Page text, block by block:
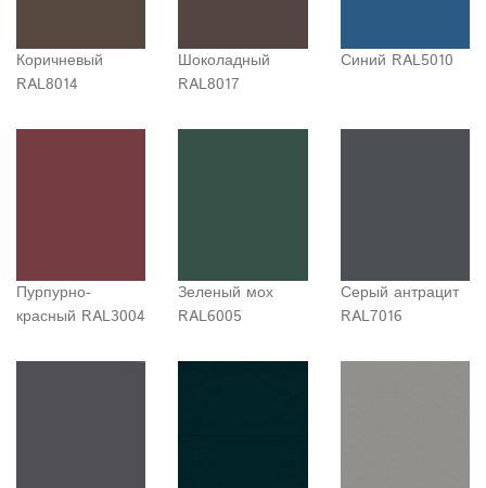
Коричневый
RAL8014
Шоколадный
RAL8017
Синий RAL5010
Пурпурно-
красный RAL3004
Зеленый мох
RAL6005
Серый антрацит
RAL7016